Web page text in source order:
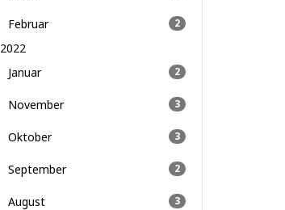
Februar 2
2022
Januar
2
November 3
Oktober 3
September 2
August 3